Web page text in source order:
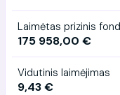
Laimėtas prizinis
175 958,00 €
Vidutinis laimėjimas
9,43 €